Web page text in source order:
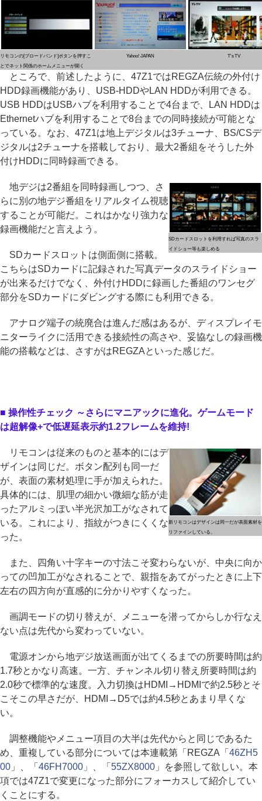
リモコンの[ブロードバンド]ボタンを押すこ
とでネット関係のホームメニューが開く
Yahoo! JAPAN T's TV
ところで、前述したように、47Z1ではREGZA伝統の外付け
HDD録画機能があり、USB-HDDやLAN HDDが利用できる。
USB HDDはUSBハブを利用することで4台まで、LAN HDDは
Ethernetハブを利用することで8台までの同時接続が可能とな
っている。なお、47Z1は地上デジタルは3チューナ、BS/CSデ
ジタルは2チューナを搭載しており、最大2番組をそうした外
付けHDDに同時録画できる。
SDカードスロットを利用すれば写真のスラ
イドショー等も楽しめる
地デジは2番組を同時録画しつつ、さ
らに別の地デジ番組をリアルタイム視聴
することが可能だ。これはかなり強力な
録画機能だと言えよう。
SDカードスロットは側面側に搭載。
こちらはSDカードに記録された写真データのスライドショー
が出来るだけでなく、外付けHDDに録画した番組のワンセグ
部分をSDカードにダビングする際にも利用できる。
アナログ端子の統廃合は進んだ感はあるが、ディスプレイモ
ニターライクに活用できる接続性の高さや、妥協なしの録画機
能の搭載などは、さすがはREGZAといった感じだ。
■ 操作性チェック ～さらにマニアックに進化。ゲームモード
は超解像+で低遅延表示約1.2フレームを維持!
新リモコンはデザインは同一だが表面素材を
リファインしている。
リモコンは従来のものと基本的にはデ
ザインは同じだ。ボタン配列も同一だ
が、表面の素材処理に手が加えられた。
具体的には、肌理の細かい微細な筋が走
ったアルミっぽい半光沢加工がなされて
いる。これにより、指紋がつきにくくな
った。
また、四角い十字キーの寸法こそ変わらないが、中央に向か
っての凹加工がなされることで、親指をあてがったときに上下
左右の四方向が直感的に分かりやすくなった。
画調モードの切り替えが、メニューを潜ってからしか行なえ
ない点は先代から変わっていない。
電源オンから地デジ放送画面が出てくるまでの所要時間は約
1.7秒とかなり高速。一方、チャンネル切り替え所要時間は約
2.0秒で標準的な速度。入力切換はHDMI→HDMIで約2.5秒とそ
こそこの早さだが、HDMI→D5では約4.5秒とあまり早くな
い。
調整機能やメニュー項目の大半は先代からと同じであるた
め、重複している部分については本連載第「REGZA「 46ZH5
00」、「 46FH7000」、「 55ZX8000」を参照して欲しい。本
項では47Z1で変更になった部分にフォーカスして紹介してい
くことにする。